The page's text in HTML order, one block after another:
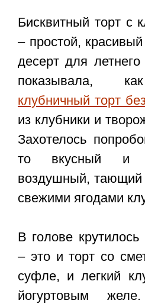
Бисквитный торт с
– простой,
десерт для
показывала,
клубничный торт
из клубники и
Захотелось
то вкусный и
воздушный, тающий
свежими ягодами
В голове крутилось
– это и торт со
суфле, и легкий
йогуртовым